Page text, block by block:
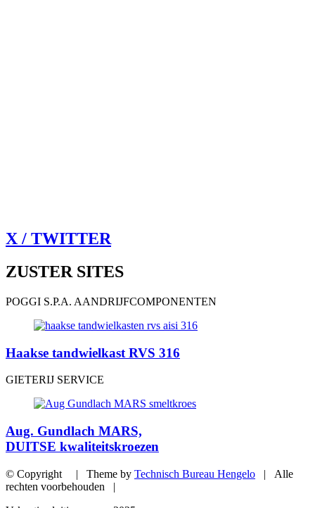
X / TWITTER
ZUSTER SITES
POGGI S.P.A. AANDRIJFCOMPONENTEN
Haakse tandwielkast RVS 316
GIETERIJ SERVICE
Aug. Gundlach MARS,
DUITSE kwaliteitskroezen
© Copyright | Theme by Technisch Bureau Hengelo | Alle
rechten voorbehouden |